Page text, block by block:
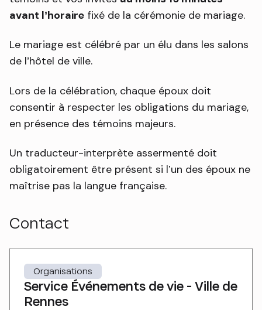
avant l’horaire fixé de la cérémonie de mariage.
Le mariage est célébré par un élu dans les salons
de l’hôtel de ville.
Lors de la célébration, chaque époux doit
consentir à respecter les obligations du mariage,
en présence des témoins majeurs.
Un traducteur-interprète assermenté doit
obligatoirement être présent si l’un des époux ne
maîtrise pas la langue française.
Contact
Service Événements de vie - Ville de
Rennes
Organisations